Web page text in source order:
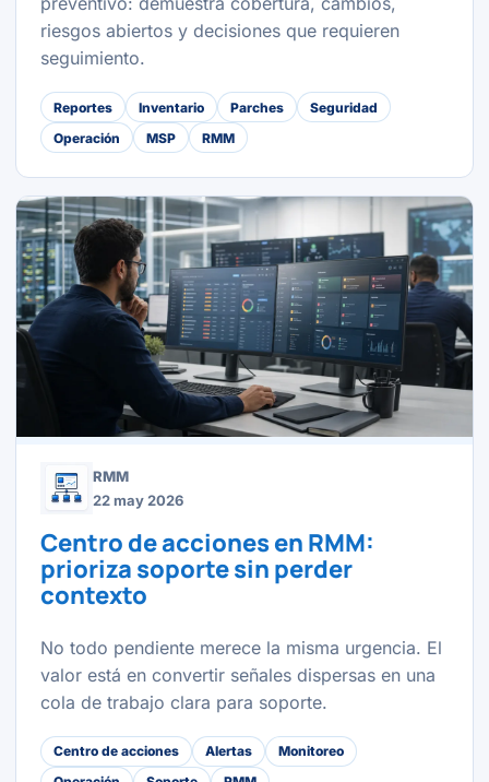
riesgos abiertos y decisiones que requieren
seguimiento.
Reportes Inventario Parches
Seguridad
Operación
MSP RMM
RMM
22 may 2026
Centro de acciones en RMM:
prioriza soporte sin perder
contexto
No todo pendiente merece la misma urgencia. El
valor está en convertir señales dispersas en una
cola de trabajo clara para soporte.
Centro de acciones Alertas
Monitoreo